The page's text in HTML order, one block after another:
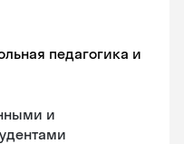
педагогика и
и